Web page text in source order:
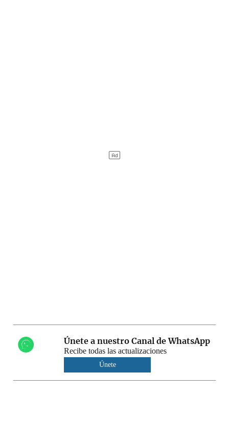
Únete a nuestro Canal de WhatsApp
Recibe todas las actualizaciones
Únete